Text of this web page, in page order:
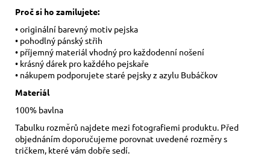
Proč si ho zamilujete:
• originální barevný motiv pejska
• pohodlný pánský střih
• příjemný materiál vhodný pro každodenní nošení
• krásný dárek pro každého pejskaře
• nákupem podporujete staré pejsky z azylu Bubáčkov
Materiál
100% bavlna
Tabulku rozměrů najdete mezi fotografiemi produktu. Před
objednáním doporučujeme porovnat uvedené rozměry s
tričkem, které vám dobře sedí.